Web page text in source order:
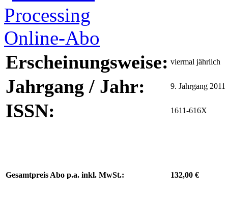
Erscheinungsweise: viermal jährlich
Jahrgang / Jahr: 9. Jahrgang 2011
ISSN: 1611-616X
Gesamtpreis Abo p.a. inkl. MwSt.: 132,00 €